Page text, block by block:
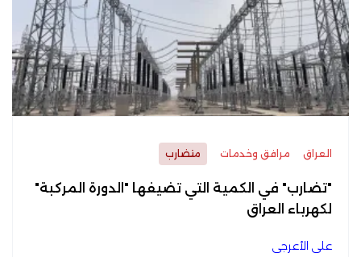
العراق مرافق وخدمات متضارب
"تضارب" في الكمية التي تضيفها "الدورة المركبة"
لكهرباء العراق
علي الأعرجي